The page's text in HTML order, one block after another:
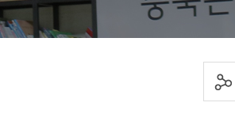
sns 공유하기